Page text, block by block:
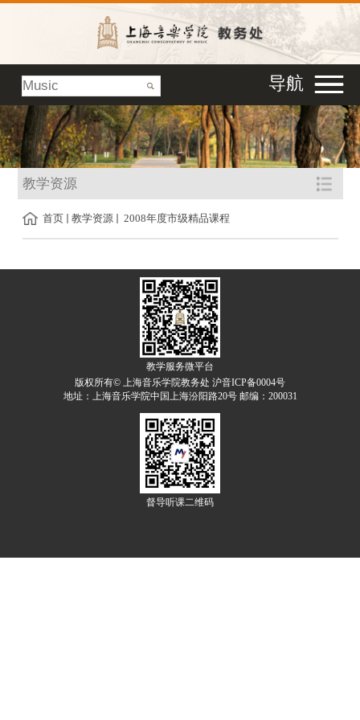
导航
教学资源
首页 教学资源 2008年度市级精品课程
教学服务微平台
版权所有© 上海音乐学院教务处 沪音ICP备0004号
地址：上海音乐学院中国上海汾阳路20号 邮编：200031
督导听课二维码